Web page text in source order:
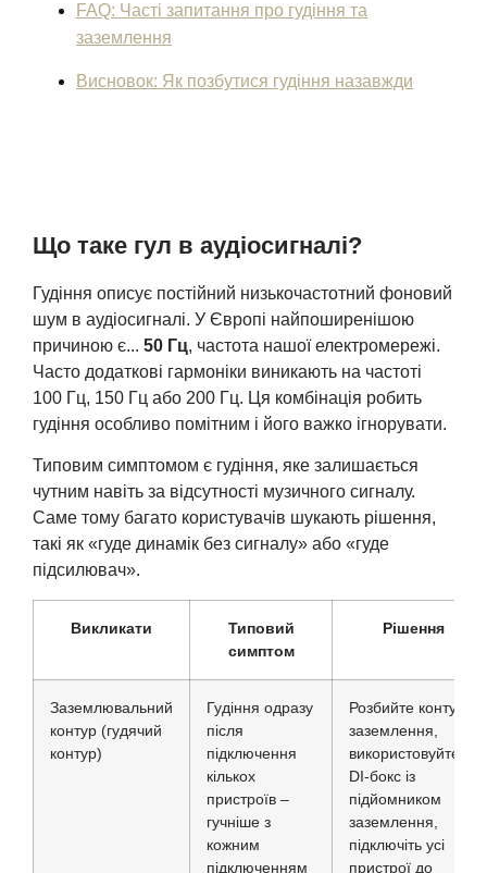
FAQ: Часті запитання про гудіння та
заземлення
Висновок: Як позбутися гудіння назавжди
Що таке гул в аудіосигналі?
Гудіння описує постійний низькочастотний фоновий
шум в аудіосигналі. У Європі найпоширенішою
причиною є... 50 Гц, частота нашої електромережі.
Часто додаткові гармоніки виникають на частоті
100 Гц, 150 Гц або 200 Гц. Ця комбінація робить
гудіння особливо помітним і його важко ігнорувати.
Типовим симптомом є гудіння, яке залишається
чутним навіть за відсутності музичного сигналу.
Саме тому багато користувачів шукають рішення,
такі як «гуде динамік без сигналу» або «гуде
підсилювач».
Викликати
Типовий
симптом
Рішення
Заземлювальний
контур (гудячий
контур)
Гудіння одразу
після
підключення
кількох
пристроїв –
гучніше з
кожним
підключенням
Розбийте контури
заземлення,
використовуйте
DI-бокс із
підйомником
заземлення,
підключіть усі
пристрої до